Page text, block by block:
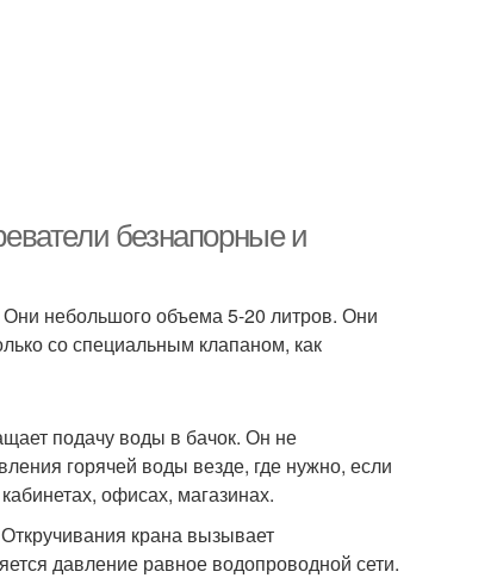
безнапорные и
небольшого объема 5-20 литров. Они
со специальным клапаном, как
подачу воды в бачок. Он не
горячей воды везде, где нужно, если
офисах, магазинах.
крана вызывает
давление равное водопроводной сети.